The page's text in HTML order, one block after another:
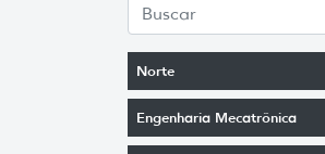
Norte
Engenharia Mecatrônica